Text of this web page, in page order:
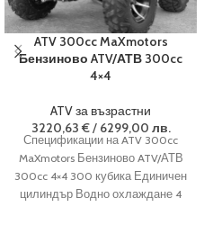
ATV 300cc MaXmotors
Бензиново ATV/АТВ 300cc
4×4
ATV за възрастни
3220,63 €/ 6299,00 лв.
Спецификации на ATV 300cc
MaXmotors Бензиново ATV/АТВ
300cc 4×4 300 кубика Единичен
цилиндър Водно охлаждане 4